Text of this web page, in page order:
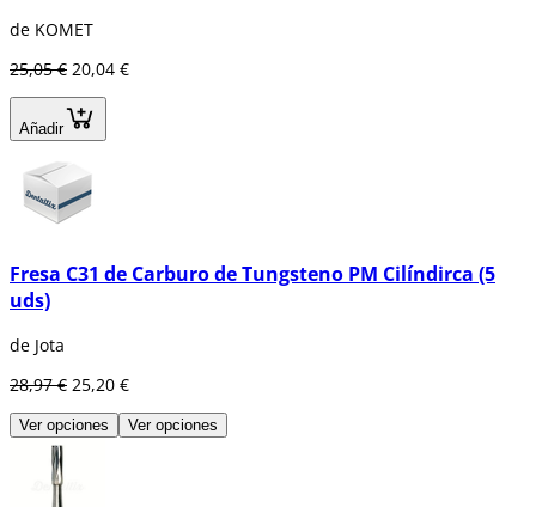
de KOMET
25,05 € 20,04 €
Añadir
Fresa C31 de Carburo de Tungsteno PM Cilíndirca (5
uds)
de Jota
28,97 € 25,20 €
Ver opciones Ver opciones